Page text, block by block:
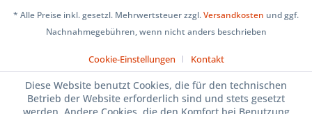
* Alle Preise inkl. gesetzl. Mehrwertsteuer zzgl.Versandkosten und ggf.
Nachnahmegebühren, wenn nicht anders beschrieben
Cookie-Einstellungen Kontakt
Diese Website benutzt Cookies, die für den technischen
Betrieb der Website erforderlich sind und stets gesetzt